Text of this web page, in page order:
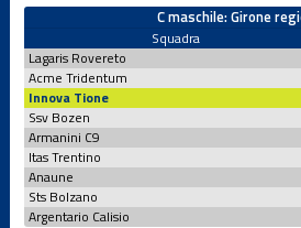
C maschile: Girone
Squadra
Lagaris Rovereto
Acme Tridentum
Innova Tione
Ssv Bozen
Armanini C9
Itas Trentino
Anaune
Sts Bolzano
Argentario Calisio